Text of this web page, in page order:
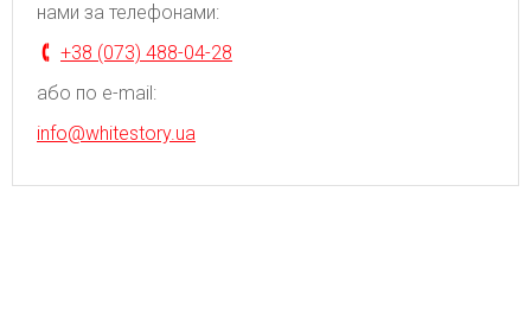
нами за телефонами:
+38 (073) 488-04-28
або по e-mail:
info@whitestory.ua